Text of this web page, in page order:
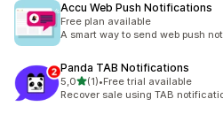
Accu Web Push Notifications
Free plan available
A smart way to send web push
Panda TAB Notifications
5,0av 5 stjerner
(1)
Totalt 1 omtaler
•Free trial available
Recover sale using TAB